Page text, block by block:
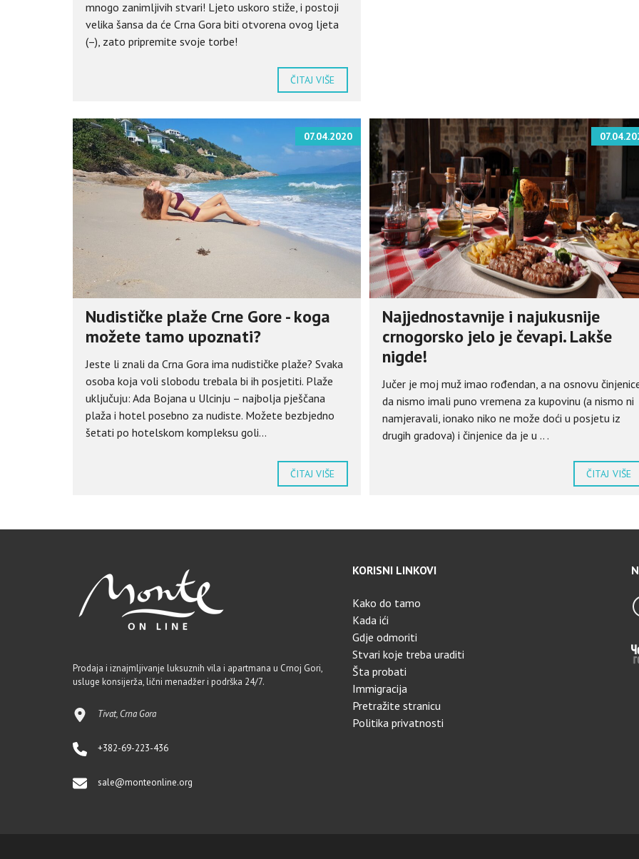
mnogo zanimljivih stvari! Ljeto uskoro stiže, i postoji
velika šansa da će Crna Gora biti otvorena ovog ljeta
(–), zato pripremite svoje torbe!
ČITAJ VIŠE
07.04.2020
Nudističke plaže Crne Gore - koga
možete tamo upoznati?
Jeste li znali da Crna Gora ima nudističke plaže? Svaka
osoba koja voli slobodu trebala bi ih posjetiti. Plaže
uključuju: Ada Bojana u Ulcinju – najbolja pješčana
plaža i hotel posebno za nudiste. Možete bezbjedno
šetati po hotelskom kompleksu goli...
ČITAJ VIŠE
Najjednostavnije i najukusnije
crnogorsko jelo je čevapi. Lakše
nigde!
Jučer je moj muž imao rođendan, a na osnovu
da nismo imali puno vremena za kupovinu (a nismo ni
namjeravali, ionako niko ne može doći u posjetu iz
drugih gradova) i činjenice da je u .. .
ČITAJ VIŠE
Prodaja i iznajmljivanje luksuznih vila i apartmana u Crnoj Gori,
usluge konsijerža, lični menadžer i podrška 24/7.
Tivat, Crna Gora
+382-69-223-436
sale@monteonline.org
KORISNI LINKOVI
Kako do tamo
Kada ići
Gdje odmoriti
Stvari koje treba uraditi
Šta probati
Immigracija
Pretražite stranicu
Politika privatnosti